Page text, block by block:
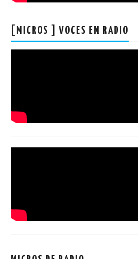
[MICROS ] VOCES EN RADIO